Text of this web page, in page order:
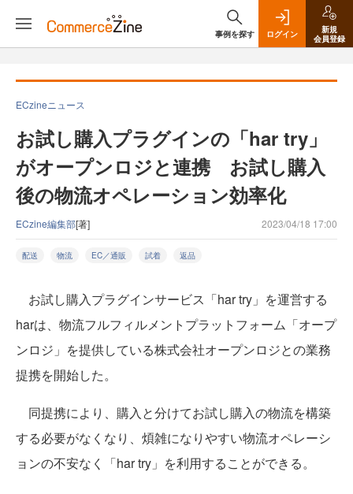
事例を探す ログイン
新規
会員登録
ECzineニュース
お試し購入プラグインの「har try」
がオープンロジと連携 お試し購入
後の物流オペレーション効率化
ECzine編集部[著] 2023/04/18 17:00
配送 物流 EC／通販 試着 返品
お試し購入プラグインサービス「har try」を運営する
harは、物流フルフィルメントプラットフォーム「オープ
ンロジ」を提供している株式会社オープンロジとの業務
提携を開始した。
同提携により、購入と分けてお試し購入の物流を構築
する必要がなくなり、煩雑になりやすい物流オペレーシ
ョンの不安なく「har try」を利用することができる。